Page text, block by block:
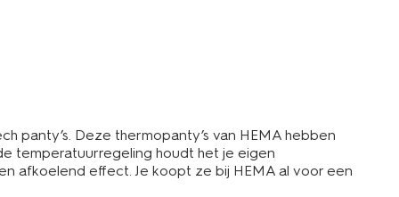
panty’s. Deze thermopanty’s van HEMA hebben
temperatuurregeling houdt het je eigen
afkoelend effect. Je koopt ze bij HEMA al voor een